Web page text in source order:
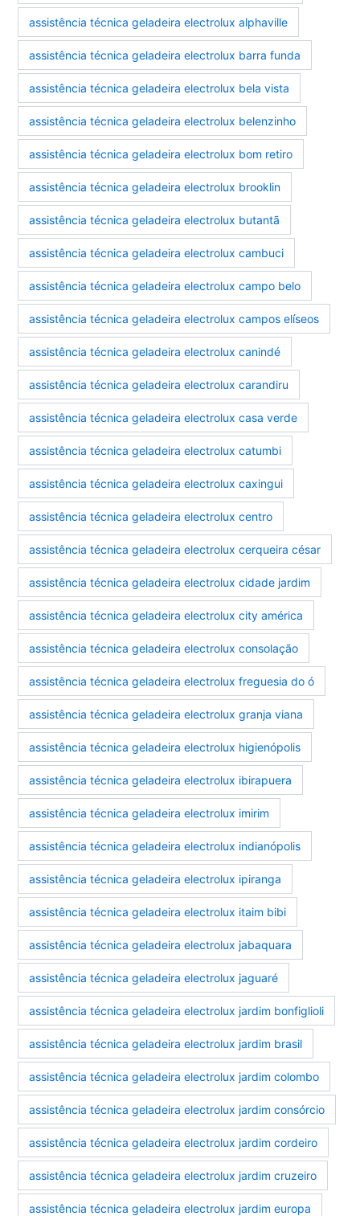
assistência técnica geladeira electrolux alphaville
assistência técnica geladeira electrolux barra funda
assistência técnica geladeira electrolux bela vista
assistência técnica geladeira electrolux belenzinho
assistência técnica geladeira electrolux bom retiro
assistência técnica geladeira electrolux brooklin
assistência técnica geladeira electrolux butantã
assistência técnica geladeira electrolux cambuci
assistência técnica geladeira electrolux campo belo
assistência técnica geladeira electrolux campos elíseos
assistência técnica geladeira electrolux canindé
assistência técnica geladeira electrolux carandiru
assistência técnica geladeira electrolux casa verde
assistência técnica geladeira electrolux catumbi
assistência técnica geladeira electrolux caxingui
assistência técnica geladeira electrolux centro
assistência técnica geladeira electrolux cerqueira césar
assistência técnica geladeira electrolux cidade jardim
assistência técnica geladeira electrolux city américa
assistência técnica geladeira electrolux consolação
assistência técnica geladeira electrolux freguesia do ó
assistência técnica geladeira electrolux granja viana
assistência técnica geladeira electrolux higienópolis
assistência técnica geladeira electrolux ibirapuera
assistência técnica geladeira electrolux imirim
assistência técnica geladeira electrolux indianópolis
assistência técnica geladeira electrolux ipiranga
assistência técnica geladeira electrolux itaim bibi
assistência técnica geladeira electrolux jabaquara
assistência técnica geladeira electrolux jaguaré
assistência técnica geladeira electrolux jardim bonfiglioli
assistência técnica geladeira electrolux jardim brasil
assistência técnica geladeira electrolux jardim colombo
assistência técnica geladeira electrolux jardim consórcio
assistência técnica geladeira electrolux jardim cordeiro
assistência técnica geladeira electrolux jardim cruzeiro
assistência técnica geladeira electrolux jardim europa